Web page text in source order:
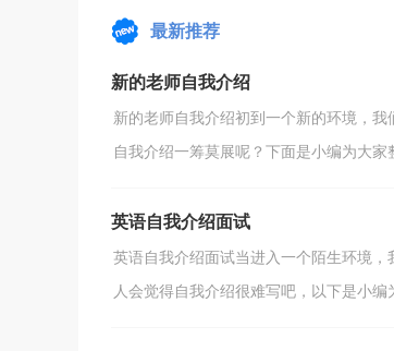
最新推荐
新的老师自我介绍
新的老师自我介绍初到一个新的环境，
自我介绍一筹莫展呢？下面是小编为大
英语自我介绍面试
英语自我介绍面试当进入一个陌生环境
人会觉得自我介绍很难写吧，以下是小